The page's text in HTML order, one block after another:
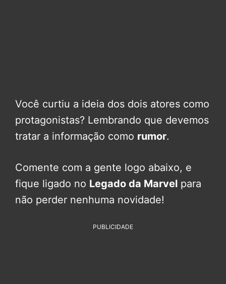
Você curtiu a ideia dos dois atores como
protagonistas? Lembrando que devemos
tratar a informação como rumor.
Comente com a gente logo abaixo, e
fique ligado no Legado da Marvel para
não perder nenhuma novidade!
PUBLICIDADE